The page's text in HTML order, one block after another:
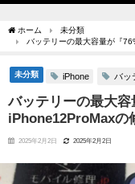
ホーム
未分類
バッテリーの最大容量が『
未分類 iPhone バッ
バッテリーの最大
iPhone12ProMaxの
2025年2月2日 2025年2月2日